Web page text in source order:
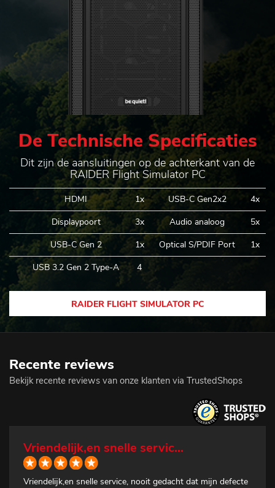
De Technische Specificaties
Dit zijn de aansluitingen op de achterkant van de
RAIDER Flight Simulator PC
HDMI 1x USB-C Gen2x2
4x
Displaypoort
3x Audio analoog
5x
USB-C Gen 2
1x Optical S/PDIF Port
1x
USB 3.2 Gen 2 Type-A
4
RAIDER FLIGHT SIMULATOR PC
Recente reviews
Bekijk recente reviews van onze klanten via TrustedShops
Vriendelijk,en snelle servic...
Vriendelijk,en snelle service, nooit gedacht dat mijn defecte